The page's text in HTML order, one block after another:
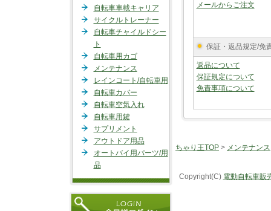
自転車車載キャリア
サイクルトレーナー
自転車チャイルドシー
ト
自転車用カゴ
メンテナンス
レインコート/自転車用
自転車カバー
自転車空気入れ
自転車用鍵
サプリメント
アウトドア用品
オートバイ用パーツ/用
品
メールからご注文
保証・返品規定/免
返品について
保証規定について
免責事項について
ちゃり王TOP > メンテナンス
Copyright(C) 電動自転車販